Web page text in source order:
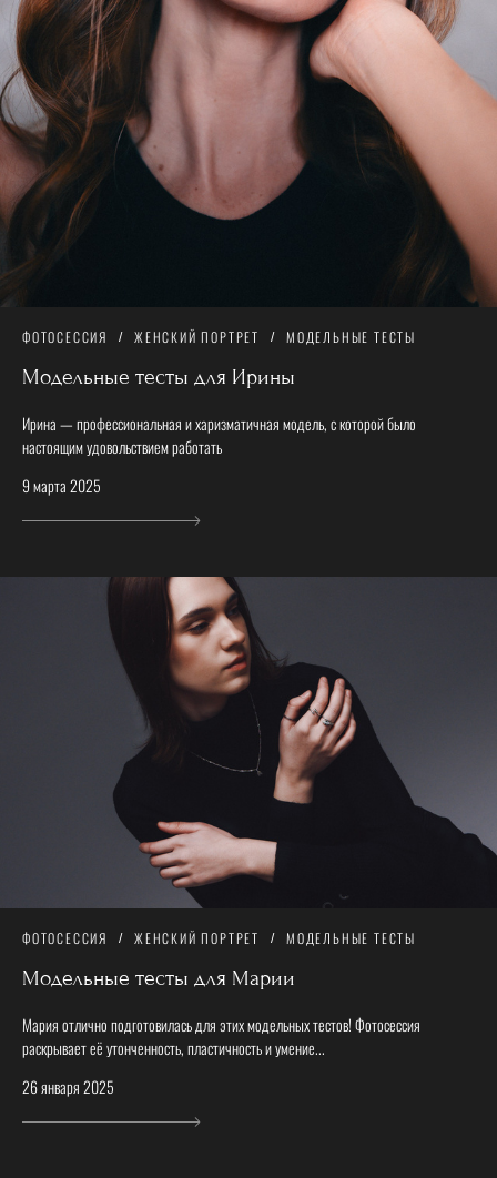
ФОТОСЕССИЯ ЖЕНСКИЙ ПОРТРЕТ МОДЕЛЬНЫЕ ТЕСТЫ
Модельные тесты для Ирины
Ирина — профессиональная и харизматичная модель, с которой было
настоящим удовольствием работать
9 марта 2025
ФОТОСЕССИЯ ЖЕНСКИЙ ПОРТРЕТ МОДЕЛЬНЫЕ ТЕСТЫ
Модельные тесты для Марии
Мария отлично подготовилась для этих модельных тестов! Фотосессия
раскрывает её утонченность, пластичность и умение...
26 января 2025